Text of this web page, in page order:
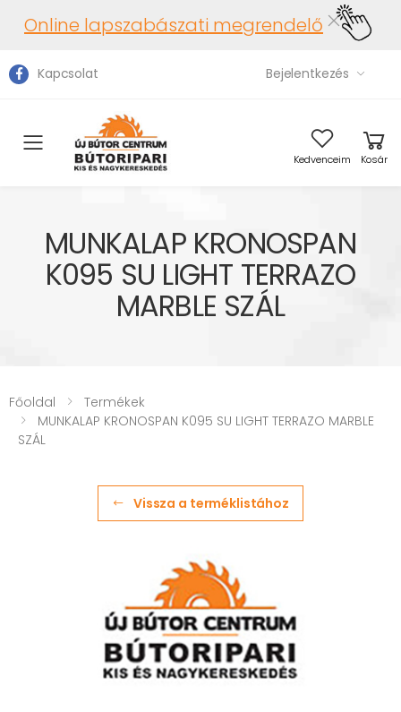
Online lapszabászati megrendelő
Kapcsolat Bejelentkezés
Toggle mobile menu Kedvenceim Kosár
MUNKALAP KRONOSPAN
K095 SU LIGHT TERRAZO
MARBLE SZÁL
Főoldal
Termékek
MUNKALAP KRONOSPAN K095 SU LIGHT TERRAZO MARBLE
SZÁL
Vissza a terméklistához